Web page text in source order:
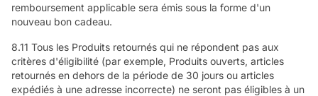
remboursement applicable sera émis sous la forme d'un
nouveau bon cadeau.
8.11 Tous les Produits retournés qui ne répondent pas aux
critères d'éligibilité (par exemple, Produits ouverts, articles
retournés en dehors de la période de 30 jours ou articles
expédiés à une adresse incorrecte) ne seront pas éligibles à un